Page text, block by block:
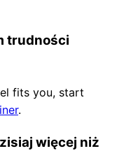
trudności
fits you, start
.
więcej niż